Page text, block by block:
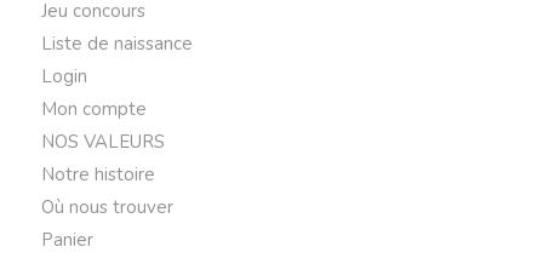
Jeu concours
Liste de naissance
Login
Mon compte
NOS VALEURS
Notre histoire
Où nous trouver
Panier